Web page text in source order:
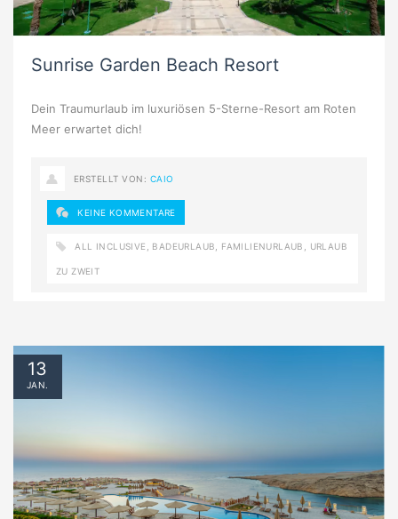
Sunrise Garden Beach Resort
Dein Traumurlaub im luxuriösen 5-Sterne-Resort am Roten
Meer erwartet dich!
ERSTELLT VON: CAIO
KEINE KOMMENTARE
ALL INCLUSIVE BADEURLAUB FAMILIENURLAUB URLAUB
ZU ZWEIT
13
JAN.